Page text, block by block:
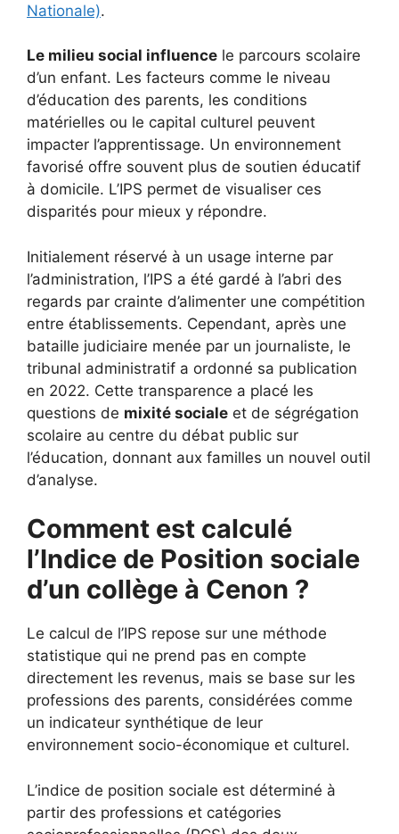
Nationale).
Le milieu social influence le parcours scolaire
d’un enfant. Les facteurs comme le niveau
d’éducation des parents, les conditions
matérielles ou le capital culturel peuvent
impacter l’apprentissage. Un environnement
favorisé offre souvent plus de soutien éducatif
à domicile. L’IPS permet de visualiser ces
disparités pour mieux y répondre.
Initialement réservé à un usage interne par
l’administration, l’IPS a été gardé à l’abri des
regards par crainte d’alimenter une compétition
entre établissements. Cependant, après une
bataille judiciaire menée par un journaliste, le
tribunal administratif a ordonné sa publication
en 2022. Cette transparence a placé les
questions de mixité sociale et de ségrégation
scolaire au centre du débat public sur
l’éducation, donnant aux familles un nouvel outil
d’analyse.
Comment est calculé
l’Indice de Position sociale
d’un collège à Cenon ?
Le calcul de l’IPS repose sur une méthode
statistique qui ne prend pas en compte
directement les revenus, mais se base sur les
professions des parents, considérées comme
un indicateur synthétique de leur
environnement socio-économique et culturel.
L’indice de position sociale est déterminé à
partir des professions et catégories